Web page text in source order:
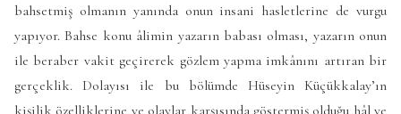
bahsetmiş olmanın yanında onun insani hasletlerine de vurgu
yapıyor. Bahse konu âlimin yazarın babası olması, yazarın onun
ile beraber vakit geçirerek gözlem yapma imkânını artıran bir
gerçeklik. Dolayısı ile bu bölümde Hüseyin Küçükkalay’ın
kişilik özelliklerine ve olaylar karşısında göstermiş olduğu hâl ve